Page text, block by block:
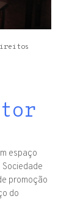
espaço
promoção
do